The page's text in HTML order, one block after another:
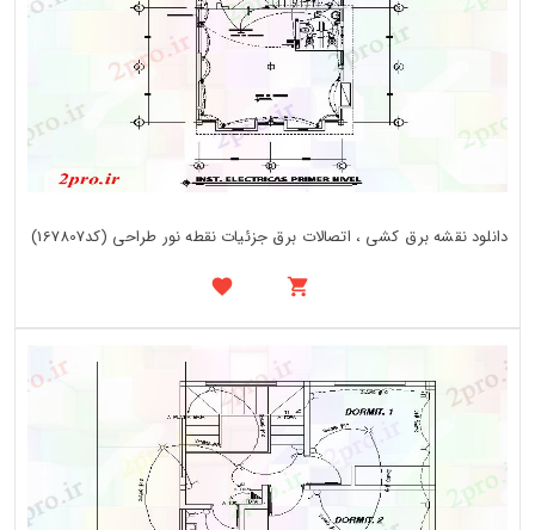
دانلود نقشه برق کشی ، اتصالات برق جزئیات نقطه نور طراحی (کد167807)